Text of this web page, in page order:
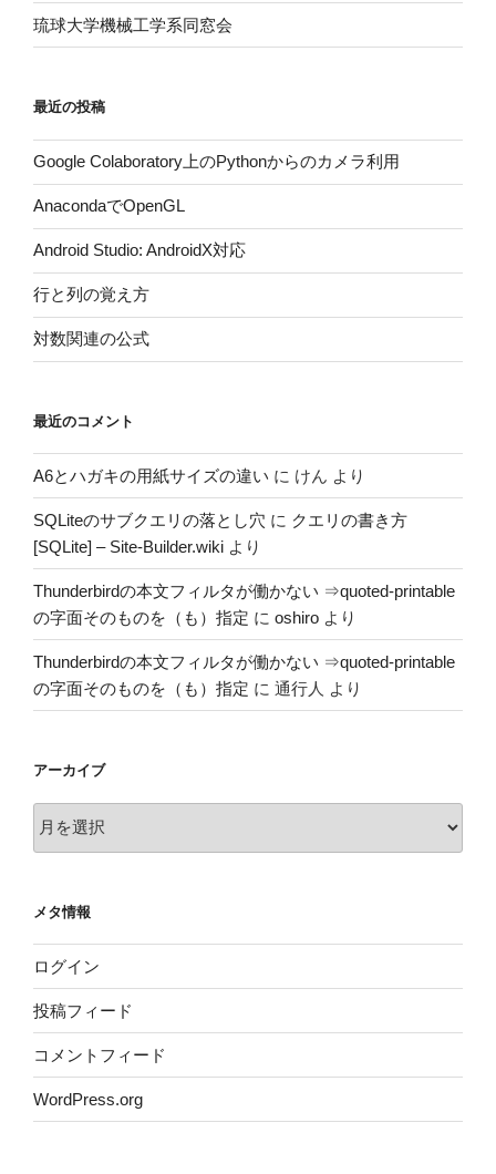
琉球大学機械工学系同窓会
最近の投稿
Google Colaboratory上のPythonからのカメラ利用
AnacondaでOpenGL
Android Studio: AndroidX対応
行と列の覚え方
対数関連の公式
最近のコメント
A6とハガキの用紙サイズの違い に けん より
SQLiteのサブクエリの落とし穴 に クエリの書き方
[SQLite] – Site-Builder.wiki より
Thunderbirdの本文フィルタが働かない ⇒quoted-printable
の字面そのものを（も）指定 に oshiro より
Thunderbirdの本文フィルタが働かない ⇒quoted-printable
の字面そのものを（も）指定 に 通行人 より
アーカイブ
ー
ブ
メタ情報
ログイン
投稿フィード
コメントフィード
WordPress.org